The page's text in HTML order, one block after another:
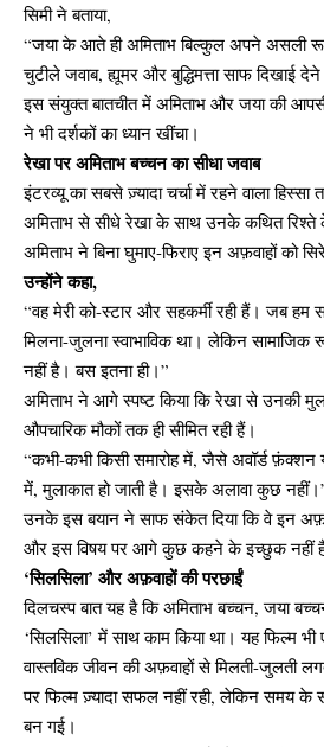
सिमी ने बताया,
“जया के आते ही अमिताभ बिल्कुल अपने असली
चुटीले जवाब, ह्यूमर और बुद्धिमत्ता साफ दिखाई
इस संयुक्त बातचीत में अमिताभ और जया की
ने भी दर्शकों का ध्यान खींचा।
रेखा पर अमिताभ बच्चन का सीधा जवाब
इंटरव्यू का सबसे ज़्यादा चर्चा में रहने वाला
अमिताभ से सीधे रेखा के साथ उनके कथित रिश्ते
अमिताभ ने बिना घुमाए-फिराए इन अफ़वाहों को
उन्होंने कहा,
“वह मेरी को-स्टार और सहकर्मी रही हैं। जब हम
मिलना-जुलना स्वाभाविक था। लेकिन सामाजिक
नहीं है। बस इतना ही।”
अमिताभ ने आगे स्पष्ट किया कि रेखा से उनकी
औपचारिक मौकों तक ही सीमित रही हैं।
“कभी-कभी किसी समारोह में, जैसे अवॉर्ड फ़ंक्शन
में, मुलाकात हो जाती है। इसके अलावा कुछ
उनके इस बयान ने साफ संकेत दिया कि वे इन
और इस विषय पर आगे कुछ कहने के इच्छुक नहीं
‘सिलसिला’ और अफ़वाहों की परछाईं
दिलचस्प बात यह है कि अमिताभ बच्चन, जया
‘सिलसिला’ में साथ काम किया था। यह फिल्म
वास्तविक जीवन की अफ़वाहों से मिलती-जुलती
पर फिल्म ज़्यादा सफल नहीं रही, लेकिन समय
बन गई।